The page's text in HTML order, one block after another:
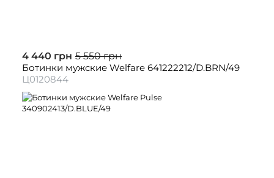
4 440 грн 5 550 грн
Ботинки мужские Welfare 641222212/D.BRN/49
Ц0120844